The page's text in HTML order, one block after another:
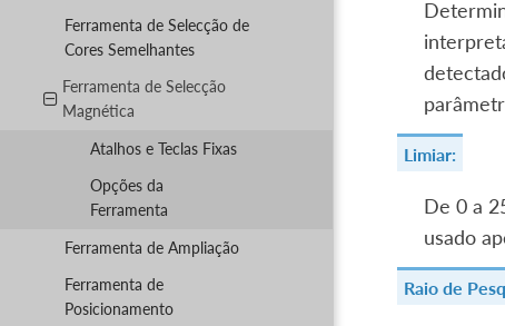
Ferramenta de Selecção de
Cores Semelhantes
Ferramenta de Selecção
Magnética
Atalhos e Teclas Fixas
Opções da
Ferramenta
Ferramenta de Ampliação
Ferramenta de
Posicionamento
Limiar:
De 0 a
usado
Raio de